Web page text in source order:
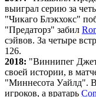
выиграл серию за
"Чикаго Блэкхокс"
"Предаторз" забил
сэйвов. За четыре
126.
2018: "Виннипег
своей истории, в
"Миннесота Уайлд". В
игроков, а вратарь